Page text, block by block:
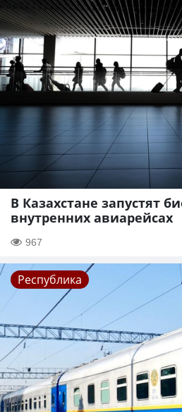
В Казахстане запустят
внутренних авиарейсах
967
Республика